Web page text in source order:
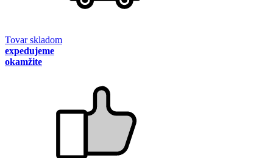
Tovar skladom
expedujeme
okamžite